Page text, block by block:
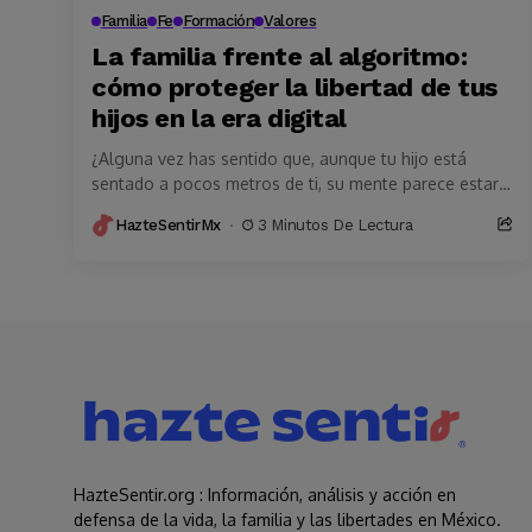
Familia Fe Formación Valores
La familia frente al algoritmo:
cómo proteger la libertad de tus
hijos en la era digital
¿Alguna vez has sentido que, aunque tu hijo está
sentado a pocos metros de ti, su mente parece estar
HazteSentirMx 3 Minutos De Lectura
HazteSentir.org : Información, análisis y acción en
defensa de la vida, la familia y las libertades en México.